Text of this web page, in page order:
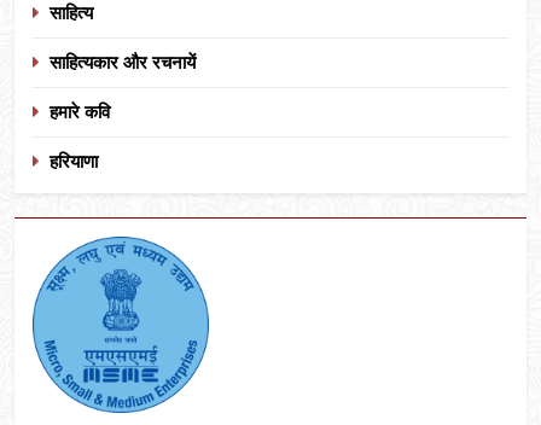
साहित्य
साहित्यकार और रचनायें
हमारे कवि
हरियाणा